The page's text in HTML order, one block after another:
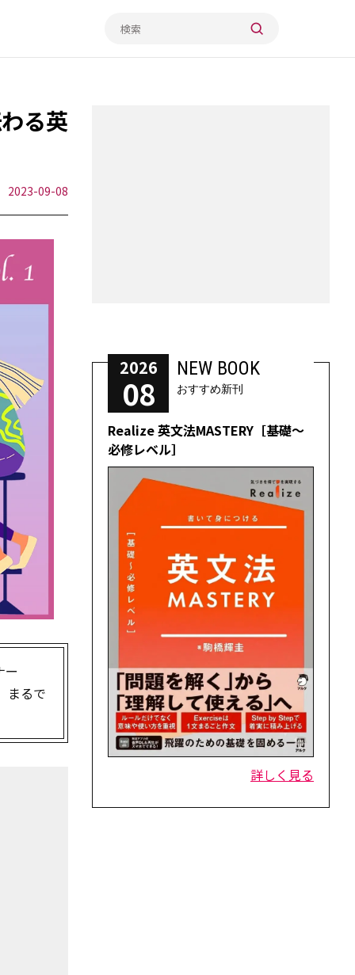
る英
2023-09-08
ー
まるで
2026
08
NEW BOOK
おすすめ新刊
Realize 英文法MASTERY［基礎～
必修レベル］
詳しく見る